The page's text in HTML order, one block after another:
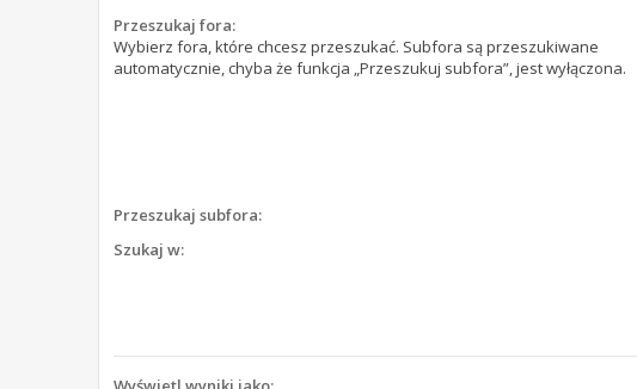
Przeszukaj fora:
Wybierz fora, które chcesz przeszukać. Subfora są przeszukiwane
automatycznie, chyba że funkcja „Przeszukuj subfora”, jest wyłączona.
Przeszukaj subfora:
Szukaj w: